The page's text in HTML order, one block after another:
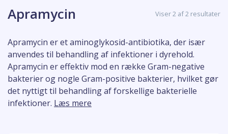
Apramycin Viser 2 af 2 resultater
Apramycin er et aminoglykosid-antibiotika, der især
anvendes til behandling af infektioner i dyrehold.
Apramycin er effektiv mod en række Gram-negative
bakterier og nogle Gram-positive bakterier, hvilket gør
det nyttigt til behandling af forskellige bakterielle
infektioner. Læs mere